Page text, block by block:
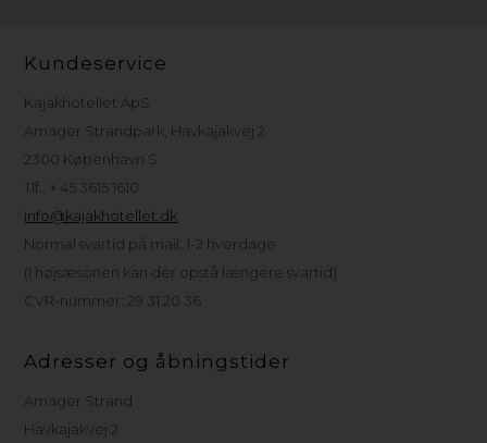
Kundeservice
Kajakhotellet ApS
Amager Strandpark, Havkajakvej 2
2300 København S
Tlf.: + 45 3615 1610
info@kajakhotellet.dk
Normal svartid på mail: 1-2 hverdage
(I højsæsonen kan der opstå længere svartid)
CVR-nummer: 29 31 20 36
Adresser og åbningstider
Amager Strand
Havkajakvej 2